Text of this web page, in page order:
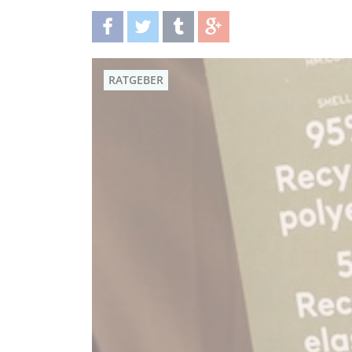
teilentwittern teilen teilen
RATGEBER